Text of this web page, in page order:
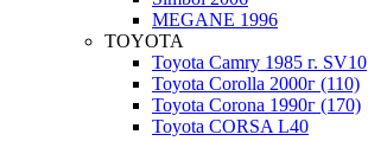
MEGANE 1996
TOYOTA
Toyota Camry 1985 г. SV10
Toyota Corolla 2000г (110)
Toyota Corona 1990г (170)
Toyota CORSA L40